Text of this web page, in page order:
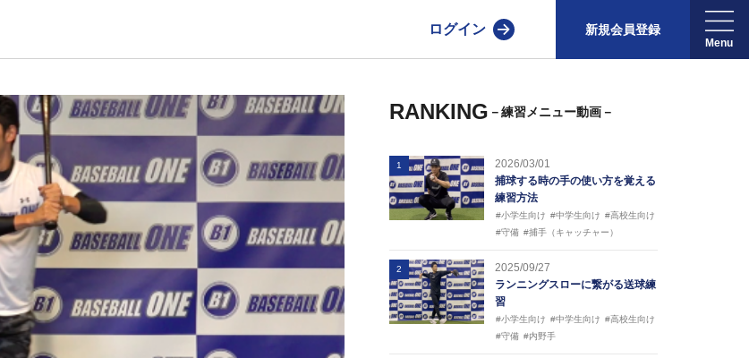
ログイン 新規会員登録
RANKING －練習メニュー動画－
1
2026/03/01
捕球する時の手の使い方を覚える
練習方法
#小学生向け #中学生向け #高校生向け
#守備 #捕手（キャッチャー）
2
2025/09/27
ランニングスローに繋がる送球練
習
#小学生向け #中学生向け #高校生向け
#守備 #内野手